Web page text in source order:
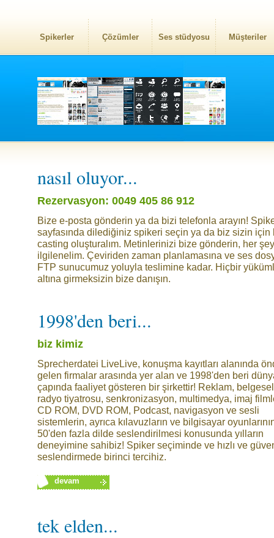
Spikerler Çözümler Ses stüdyosu Müşteriler
nasıl oluyor...
Rezervasyon: 0049 405 86 912
Bize e-posta gönderin ya da bizi telefonla arayın!
sayfasında dilediğiniz spikeri seçin ya da biz sizin için
casting oluşturalım. Metinlerinizi bize gönderin, her
ilgilenelim. Çeviriden zaman planlamasına ve ses
FTP sunucumuz yoluyla teslimine kadar. Hiçbir
altına girmeksizin bize danışın.
1998'den beri...
biz kimiz
Sprecherdatei LiveLive, konuşma kayıtları alanında
gelen firmalar arasında yer alan ve 1998'den beri
çapında faaliyet gösteren bir şirkettir! Reklam,
radyo tiyatrosu, senkronizasyon, multimedya, imaj
CD ROM, DVD ROM, Podcast, navigasyon ve sesli
sistemlerin, ayrıca kılavuzların ve bilgisayar
50'den fazla dilde seslendirilmesi konusunda yılların
deneyimine sahibiz! Spiker seçiminde ve hızlı ve
seslendirmede birinci tercihiz.
devam
tek elden...